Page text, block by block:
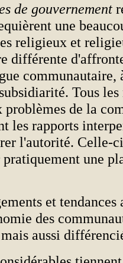
de gouvernement
une
religieux et
différente
communautaire,
Tous les
problèmes de la
les rapports
l'autorité. Celle-
une
et tendances
des
aussi